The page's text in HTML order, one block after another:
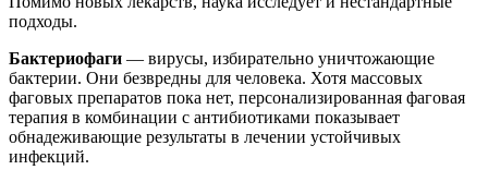
подходы.
Бактериофаги — вирусы, избирательно уничтожающие
бактерии. Они безвредны для человека. Хотя массовых
фаговых препаратов пока нет, персонализированная фаговая
терапия в комбинации с антибиотиками показывает
обнадеживающие результаты в лечении устойчивых
инфекций.